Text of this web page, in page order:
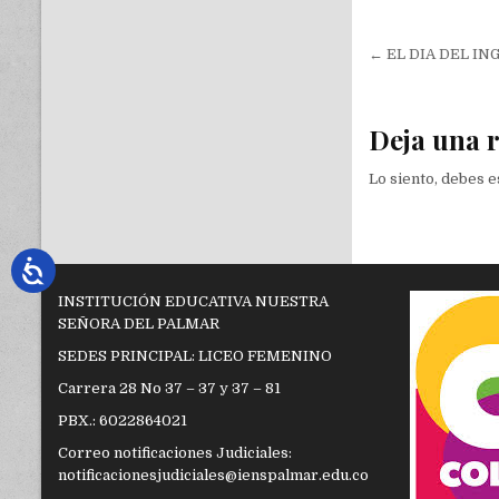
entradas
← EL DIA DEL
Deja una
Lo siento, debes
INSTITUCIÓN EDUCATIVA NUESTRA
SEÑORA DEL PALMAR
SEDES PRINCIPAL: LICEO FEMENINO
Carrera 28 No 37 – 37 y 37 – 81
PBX.: 6022864021
Correo notificaciones Judiciales:
notificacionesjudiciales@ienspalmar.edu.co